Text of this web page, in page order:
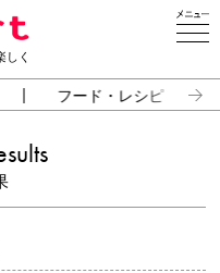
しく
フード・レシピ